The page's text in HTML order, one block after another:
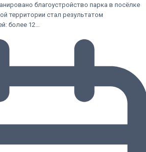
благоустройство парка в посёлке
территории стал результатом
более 12…